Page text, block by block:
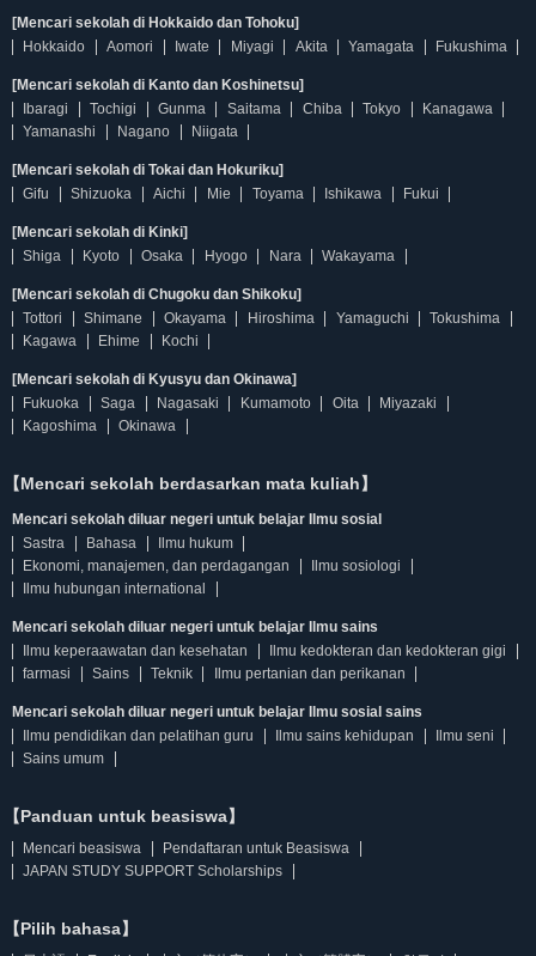
[Mencari sekolah di Hokkaido dan Tohoku]
Hokkaido
Aomori Iwate Miyagi Akita Yamagata Fukushima
[Mencari sekolah di Kanto dan Koshinetsu]
Ibaragi
Tochigi Gunma Saitama Chiba Tokyo
Kanagawa
Yamanashi
Nagano Niigata
[Mencari sekolah di Tokai dan Hokuriku]
Gifu
Shizuoka Aichi Mie Toyama Ishikawa Fukui
[Mencari sekolah di Kinki]
Shiga
Kyoto Osaka Hyogo Nara Wakayama
[Mencari sekolah di Chugoku dan Shikoku]
Tottori
Shimane Okayama Hiroshima Yamaguchi
Tokushima
Kagawa
Ehime Kochi
[Mencari sekolah di Kyusyu dan Okinawa]
Fukuoka
Saga Nagasaki Kumamoto Oita
Miyazaki
Kagoshima
Okinawa
【Mencari sekolah berdasarkan mata kuliah】
Mencari sekolah diluar negeri untuk belajar Ilmu sosial
Sastra
Bahasa
Ilmu hukum
Ekonomi, manajemen, dan perdagangan
Ilmu sosiologi
Ilmu hubungan international
Mencari sekolah diluar negeri untuk belajar Ilmu sains
Ilmu keperaawatan dan kesehatan
Ilmu kedokteran dan kedokteran gigi
farmasi
Sains Teknik Ilmu pertanian dan perikanan
Mencari sekolah diluar negeri untuk belajar Ilmu sosial sains
Ilmu pendidikan dan pelatihan guru
Ilmu sains kehidupan
Ilmu seni
Sains umum
【Panduan untuk beasiswa】
Mencari beasiswa
Pendaftaran untuk Beasiswa
JAPAN STUDY SUPPORT Scholarships
【Pilih bahasa】